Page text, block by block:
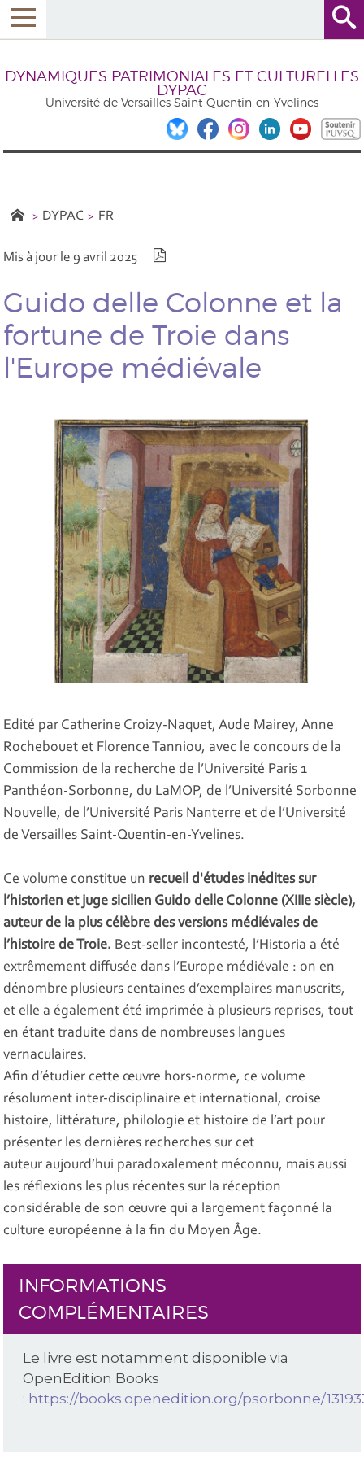
DYNAMIQUES PATRIMONIALES ET CULTURELLES
DYPAC
Université de Versailles Saint-Quentin-en-Yvelines
DYPAC FR
Mis à jour le 9 avril 2025
Guido delle Colonne et la
fortune de Troie dans
l'Europe médiévale
Edité par Catherine Croizy-Naquet, Aude Mairey, Anne
Rochebouet et Florence Tanniou, avec le concours de la
Commission de la recherche de l’Université Paris 1
Panthéon-Sorbonne, du LaMOP, de l’Université Sorbonne
Nouvelle, de l’Université Paris Nanterre et de l’Université
de Versailles Saint-Quentin-en-Yvelines.
Ce volume constitue un recueil d'études inédites sur
l’historien et juge sicilien Guido delle Colonne (XIIIe siècle),
auteur de la plus célèbre des versions médiévales de
l’histoire de Troie. Best-seller incontesté, l’Historia a été
extrêmement diffusée dans l’Europe médiévale : on en
dénombre plusieurs centaines d’exemplaires manuscrits,
et elle a également été imprimée à plusieurs reprises, tout
en étant traduite dans de nombreuses langues
vernaculaires.
Afin d’étudier cette œuvre hors-norme, ce volume
résolument inter-disciplinaire et international, croise
histoire, littérature, philologie et histoire de l’art pour
présenter les dernières recherches sur cet
auteur aujourd’hui paradoxalement méconnu, mais aussi
les réflexions les plus récentes sur la réception
considérable de son œuvre qui a largement façonné la
culture européenne à la fin du Moyen Âge.
INFORMATIONS
COMPLÉMENTAIRES
Le livre est notamment disponible via
OpenEdition Books
: https://books.openedition.org/psorbonne/